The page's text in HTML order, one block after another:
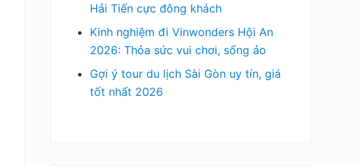
Hải Tiến cực đông khách
Kinh nghiệm đi Vinwonders Hội An
2026: Thỏa sức vui chơi, sống ảo
Gợi ý tour du lịch Sài Gòn uy tín, giá
tốt nhất 2026